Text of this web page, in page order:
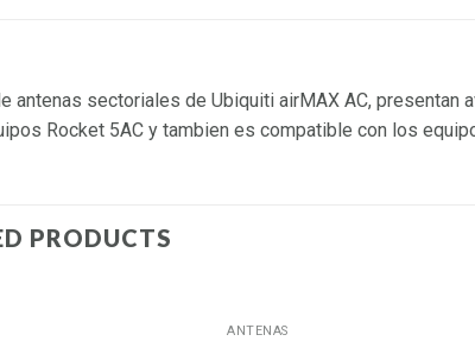
antenas sectoriales de Ubiquiti airMAX AC,
Rocket 5AC y tambien es compatible con los
PRODUCTS
ANTENAS